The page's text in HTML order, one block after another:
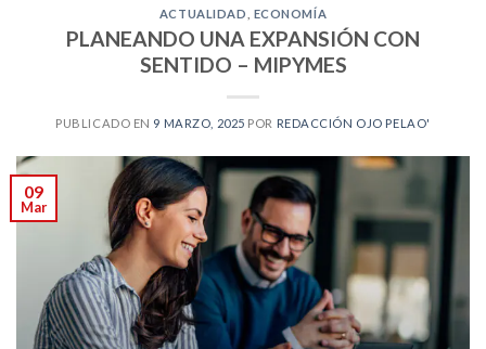
ACTUALIDAD ECONOMÍA
PLANEANDO UNA EXPANSIÓN CON
SENTIDO – MIPYMES
PUBLICADO EN 9 MARZO, 2025 POR REDACCIÓN OJO PELAO'
09
Mar